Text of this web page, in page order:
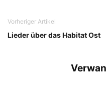
Vorheriger Artikel
Lieder über das Habitat Ost